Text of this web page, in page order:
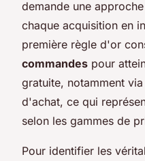
demande une
chaque acquisition en
première règle d'or
commandes pour
gratuite, notamment
d'achat, ce qui
selon les gammes de
Pour identifier les